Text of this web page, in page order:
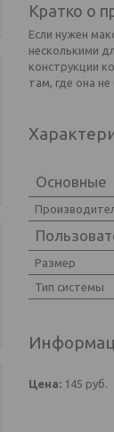
Кратко о
Если нужен
несколькими
конструкции
там, где она
Основные
Размер
Тип системы
Цена: 145 руб.